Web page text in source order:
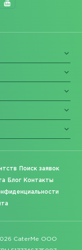
Поиск заявок
Блог Контакты
CaterMe ООО